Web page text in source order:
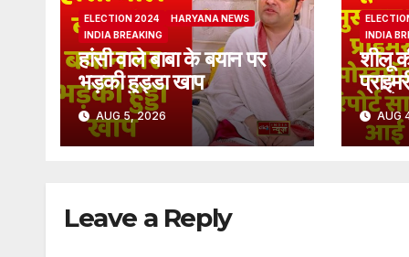
ELECTION 2024
HARYANA NEWS
INDIA BREAKING
हांसी वाले बाबा के बयान पर
भड़की हुड्डा खाप
AUG 5, 2026
INDIA
शीलू
सामने
AUG
Leave a Reply